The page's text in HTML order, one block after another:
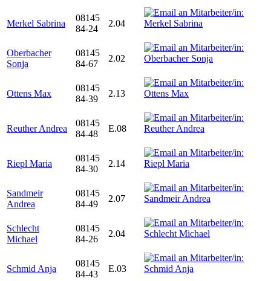
Merkel Sabrina
08145
84-24
2.04
Oberbacher
Sonja
08145
84-67
2.02
Ottens Max
08145
84-39
2.13
Reuther Andrea
08145
84-48
E.08
Riepl Maria
08145
84-30
2.14
Sandmeir
Andrea
08145
84-49
2.07
Schlecht
Michael
08145
84-26
2.04
Schmid Anja
08145
84-43
E.03